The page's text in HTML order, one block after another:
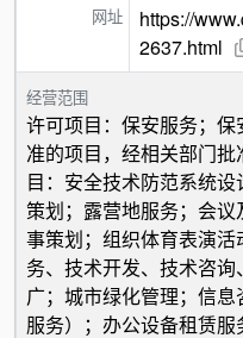
网址
https://
2637.html
经营范围
许可项目：保安服务；
准的项目，经相关部门
目：安全技术防范系统
策划；露营地服务；会
事策划；组织体育表演
务、技术开发、技术咨
广；城市绿化管理；信
服务）；办公设备租赁